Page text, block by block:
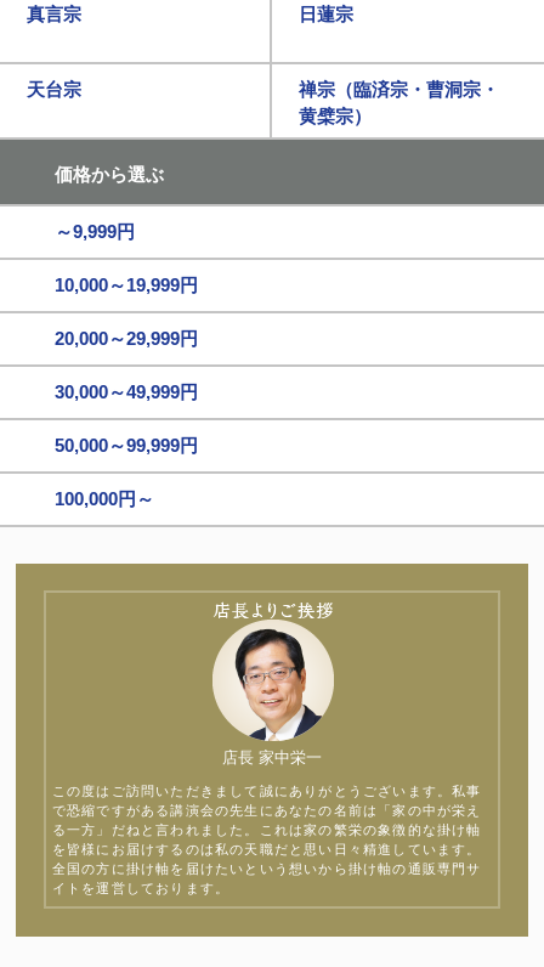
真言宗 日蓮宗
天台宗
禅宗（臨済宗・曹洞宗・
黄檗宗）
価格から選ぶ
～9,999円
10,000～19,999円
20,000～29,999円
30,000～49,999円
50,000～99,999円
100,000円～
店長 家中栄一
この度はご訪問いただきまして誠にありがとうございます。私事
で恐縮ですがある講演会の先生にあなたの名前は「家の中が栄え
る一方」だねと言われました。これは家の繁栄の象徴的な掛け軸
を皆様にお届けするのは私の天職だと思い日々精進しています。
全国の方に掛け軸を届けたいという想いから掛け軸の通販専門サ
イトを運営しております。